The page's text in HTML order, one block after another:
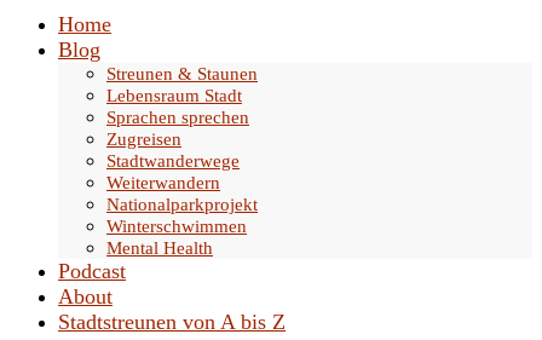
Home
Blog
Streunen & Staunen
Lebensraum Stadt
Sprachen sprechen
Zugreisen
Stadtwanderwege
Weiterwandern
Nationalparkprojekt
Winterschwimmen
Mental Health
Podcast
About
Stadtstreunen von A bis Z